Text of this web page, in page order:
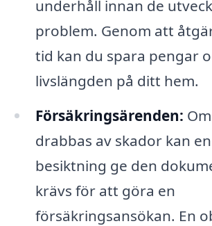
underhåll innan de
problem. Genom att
tid kan du spara pengar
livslängden på ditt hem.
Försäkringsärenden:
drabbas av skador kan
besiktning ge den
krävs för att göra en
försäkringsansökan. En